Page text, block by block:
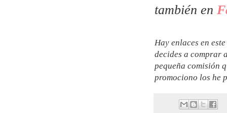
también en
Hay enlaces en
decides a comprar
pequeña comisión
promociono los he